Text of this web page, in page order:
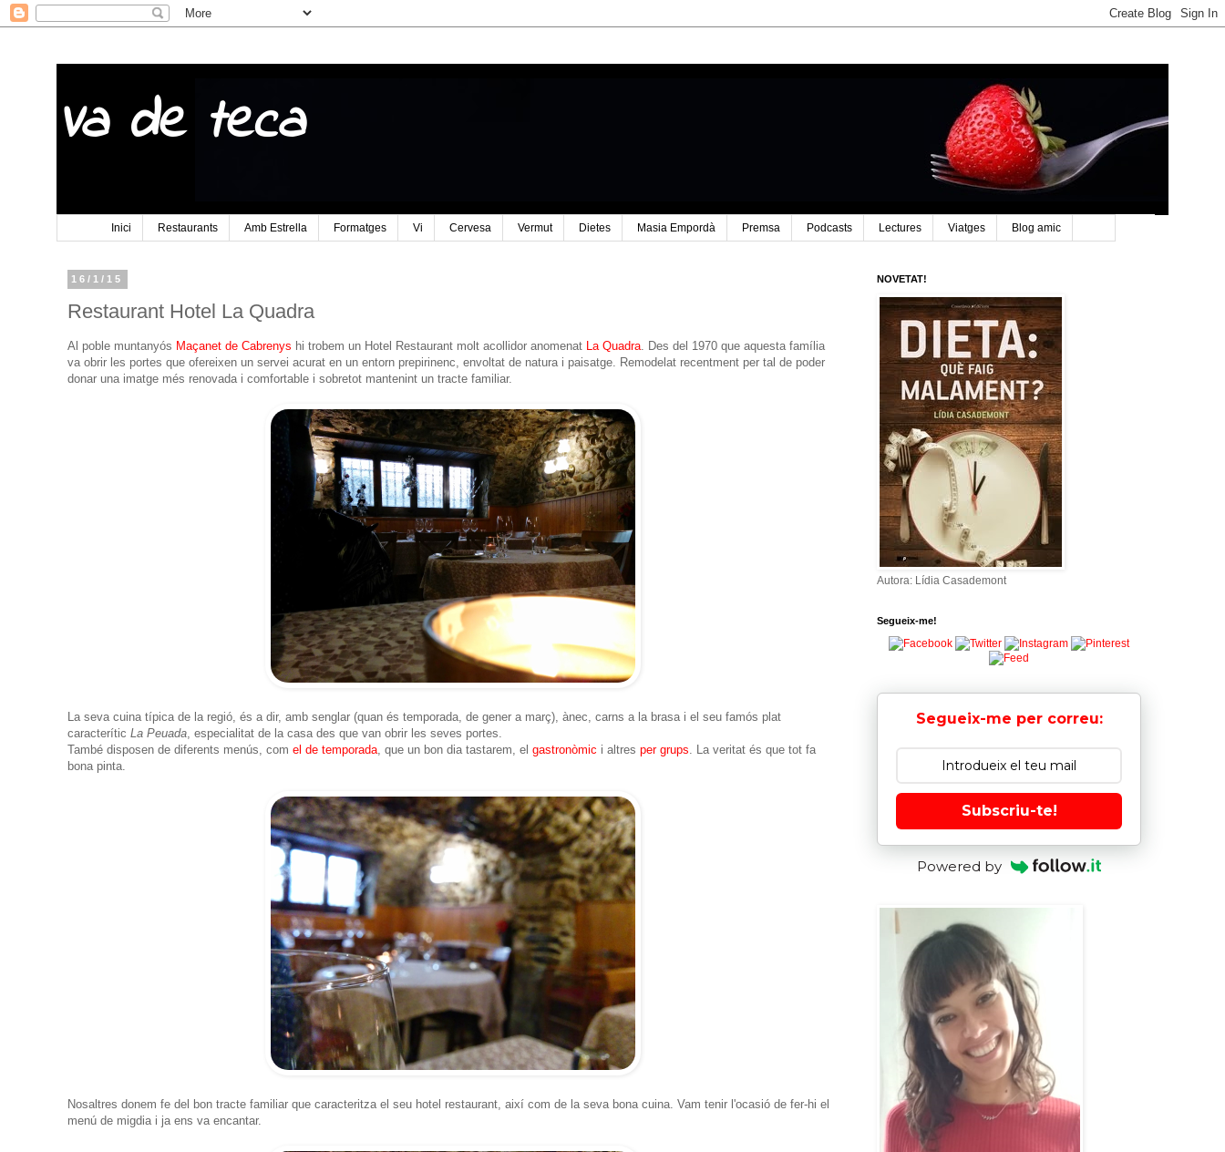
Va de teca
Inici Restaurants Amb Estrella Formatges Vi Cervesa Vermut Dietes Masia Empordà Premsa Podcasts Lectures Viatges Blog amic
16/1/15
Restaurant Hotel La Quadra
Al poble muntanyós Maçanet de Cabrenys hi trobem un Hotel Restaurant molt acollidor anomenat La Quadra. Des del 1970 que aquesta família
va obrir les portes que ofereixen un servei acurat en un entorn prepirinenc, envoltat de natura i paisatge. Remodelat recentment per tal de poder
donar una imatge més renovada i comfortable i sobretot mantenint un tracte familiar.
La seva cuina típica de la regió, és a dir, amb senglar (quan és temporada, de gener a març), ànec, carns a la brasa i el seu famós plat
caracterític La Peuada, especialitat de la casa des que van obrir les seves portes.
També disposen de diferents menús, com el de temporada, que un bon dia tastarem, el gastronòmic i altres per grups. La veritat és que tot fa
bona pinta.
Nosaltres donem fe del bon tracte familiar que caracteritza el seu hotel restaurant, així com de la seva bona cuina. Vam tenir l'ocasió de fer-hi el
menú de migdia i ja ens va encantar.
NOVETAT!
Autora: Lídia Casademont
Segueix-me!
Segueix-me per correu:
Subscriu-te!
Powered by